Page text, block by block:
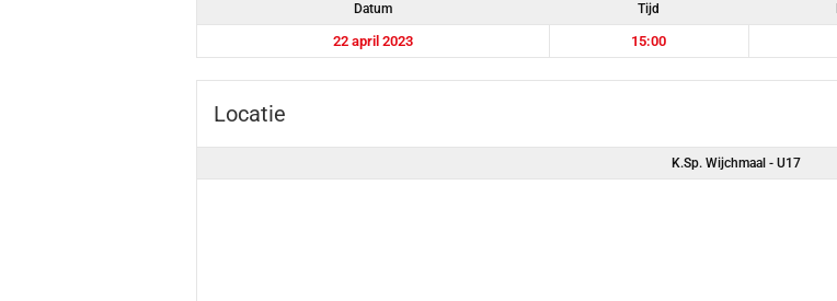
Datum Tijd
22 april 2023 15:00
Locatie
K.Sp. Wijchmaal - U17